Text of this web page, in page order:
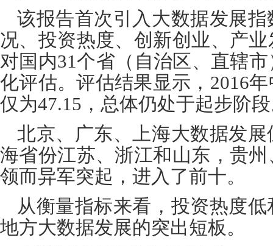
该报告首次引入大数据发展
况、投资热度、创新创业、产
对国内31个省（自治区、直辖
化评估。评估结果显示， 2016年
仅为47.15 ，总体仍处于起步阶
北京、广东、上海大数据发
海省份江苏、浙江和山东，贵
领而异军突起，进入了前十。
从衡量指标来看，投资热度
地方大数据发展的突出短板。